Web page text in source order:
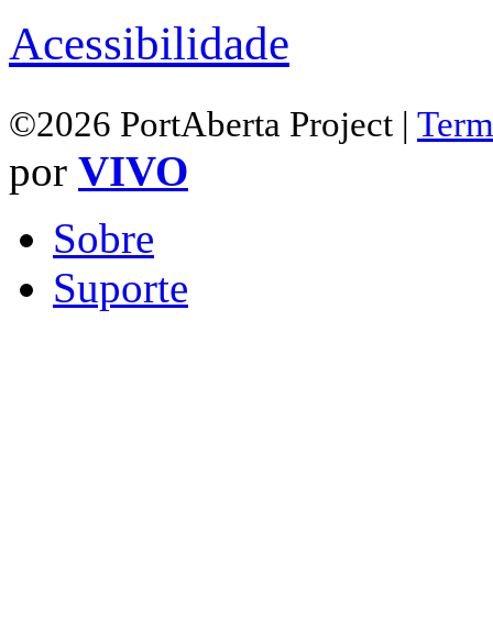
Acessibilidade
©2026 PortAberta Project |
por VIVO
Sobre
Suporte